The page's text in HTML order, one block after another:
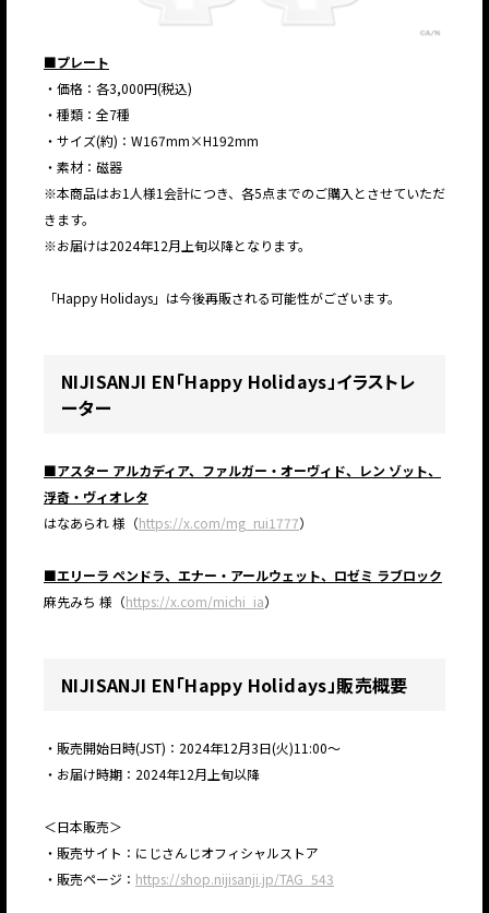
■プレート
・価格：各3,000円(税込)
・種類：全7種
・サイズ(約)：W167mm×H192mm
・素材：磁器
※本商品はお1人様1会計につき、各5点までのご購入とさせていただ
きます。
※お届けは2024年12月上旬以降となります。
「Happy Holidays」は今後再販される可能性がございます。
NIJISANJI EN「Happy Holidays」イラストレ
ーター
■アスター アルカディア、ファルガー・オーヴィド、レン ゾット、
浮奇・ヴィオレタ
はなあられ 様（https://x.com/mg_rui1777）
■エリーラ ペンドラ、エナー・アールウェット、ロゼミ ラブロック
麻先みち 様（https://x.com/michi_ia）
NIJISANJI EN「Happy Holidays」販売概要
・販売開始日時(JST)：2024年12月3日(火)11:00～
・お届け時期：2024年12月上旬以降
＜日本販売＞
・販売サイト：にじさんじオフィシャルストア
・販売ページ： https://shop.nijisanji.jp/TAG_543